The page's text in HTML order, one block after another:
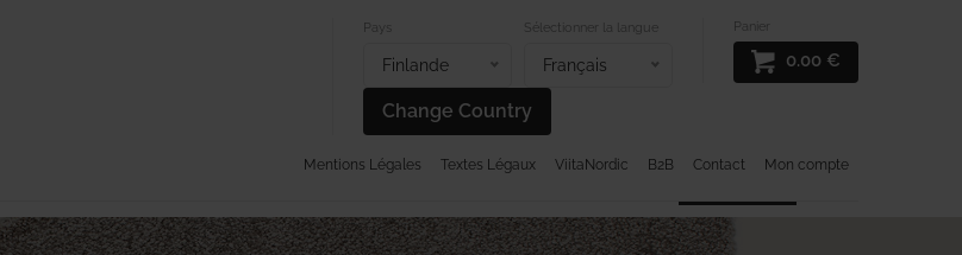
Panier
0.00 €
Pays
Finlande
Change Country
Sélectionner la langue
Français
Mentions Légales Textes Légaux ViitaNordic B2B Contact Mon compte